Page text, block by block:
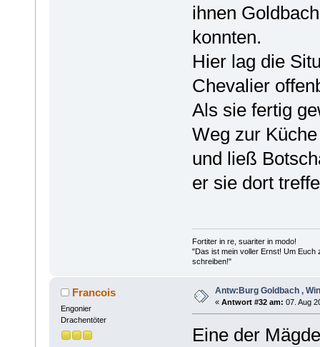
ihnen
konnten.
Hier lag die
Chevalier
Als sie fertig
Weg zur
und ließ
er sie dort
Fortiter in re, suariter in modo!
"Das ist mein voller Ernst! Um Euch
schreiben!"
Francois
Engonier
Drachentöter
Antw:Burg Goldbach ,
« Antwort #32 am: 07. Aug
Eine der